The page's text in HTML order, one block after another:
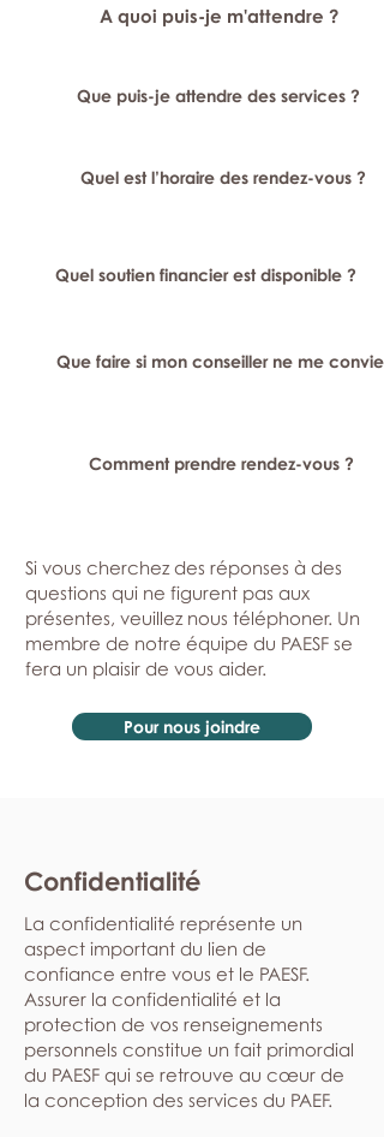
A quoi puis-je m'attendre ?
Que puis-je attendre des services ?
Quel est l’horaire des rendez-vous ?
Quel soutien financier est disponible ?
Que faire si mon conseiller ne me
Comment prendre rendez-vous ?
Si vous cherchez des réponses à des
questions qui ne figurent pas aux
présentes, veuillez nous téléphoner. Un
membre de notre équipe du PAESF se
fera un plaisir de vous aider.
Pour nous joindre
Confidentialité
La confidentialité représente un
aspect important du lien de
confiance entre vous et le PAESF.
Assurer la confidentialité et la
protection de vos renseignements
personnels constitue un fait primordial
du PAESF qui se retrouve au cœur de
la conception des services du PAEF.